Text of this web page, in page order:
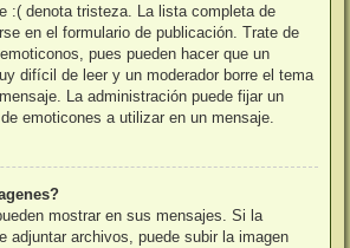
:( denota tristeza. La lista completa de
en el formulario de publicación. Trate de
pues pueden hacer que un
difícil de leer y un moderador borre el tema
La administración puede fijar un
emoticones a utilizar en un mensaje.
mostrar en sus mensajes. Si la
adjuntar archivos, puede subir la imagen